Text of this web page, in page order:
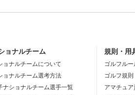
ョナルチーム
ョナルチームについて
ョナルチーム選考方法
ナショナルチーム選手一覧
規則・用
ゴルフルー
ゴルフ規則
アマチュア